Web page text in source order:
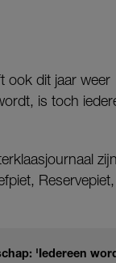
ook dit jaar weer
is toch
zijn
Reservepiet,
'Iedereen